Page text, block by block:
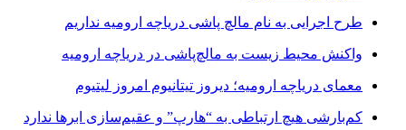
طرح اجرایی به نام مالچ پاشی دریاچه ارومیه نداریم
واکنش محیط زیست به مالچ‌پاشی در دریاچه ارومیه
معمای دریاچه ارومیه؛ دیروز تیتانیوم امروز لیتیوم
کم‌بارشی هیچ ارتباطی به “هارپ” و عقیم‌سازی ابرها ندارد